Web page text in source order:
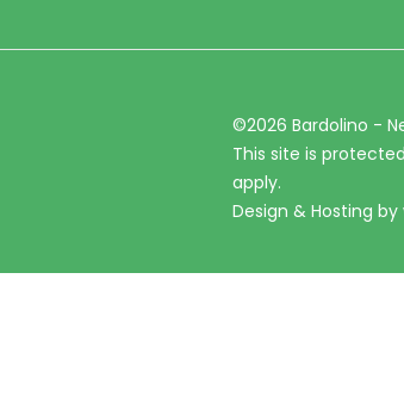
©2026 Bardolino -
This site is
apply.
Design & Hosting by